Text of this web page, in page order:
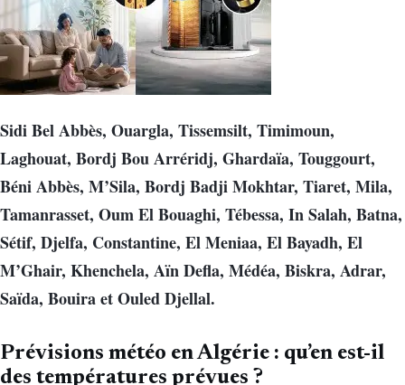
Sidi Bel Abbès, Ouargla, Tissemsilt, Timimoun,
Laghouat, Bordj Bou Arréridj, Ghardaïa, Touggourt,
Béni Abbès, M’Sila, Bordj Badji Mokhtar, Tiaret, Mila,
Tamanrasset, Oum El Bouaghi, Tébessa, In Salah, Batna,
Sétif, Djelfa, Constantine, El Meniaa, El Bayadh, El
M’Ghair, Khenchela, Aïn Defla, Médéa, Biskra, Adrar,
Saïda, Bouira et Ouled Djellal.
Prévisions météo en Algérie : qu’en est-il
des températures prévues ?